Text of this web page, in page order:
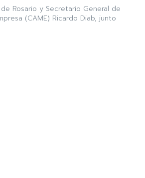
Rosario y Secretario General de
(CAME) Ricardo Diab, junto